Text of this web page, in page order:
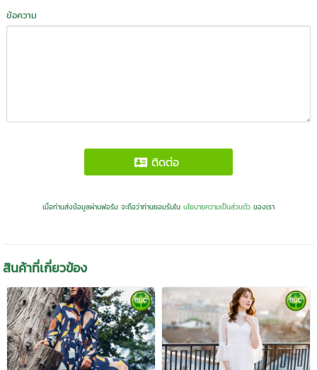
ข้อความ
ติดต่อ
เมื่อท่านส่งข้อมูลผ่านฟอร์ม จะถือว่าท่านยอมรับใน นโยบายความเป็นส่วนตัว ของเรา
สินค้าที่เกี่ยวข้อง